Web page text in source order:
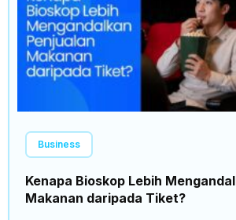
Business
Kenapa Bioskop Lebih
Makanan daripada Tiket?